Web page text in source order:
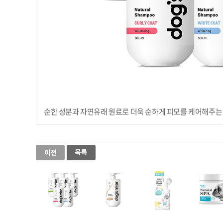
순한 성분과 자연유래 원료로 더욱 순하게 피모를 케어해주